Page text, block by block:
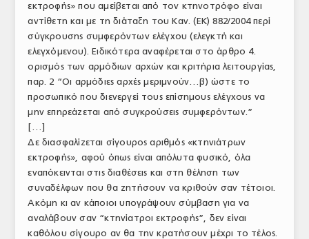
εκτροφής» που αμείβεται από τον κτηνοτρόφο είναι
αντίθετη και με τη διάταξη του Καν. (ΕΚ) 882/2004 περί
σύγκρουσης συμφερόντων ελέγχου (ελεγκτή και
ελεγχόμενου). Ειδικότερα αναφέρεται στο άρθρο 4.
ορισμός των αρμόδιων αρχών και κριτήρια λειτουργίας,
παρ. 2 “Οι αρμόδιες αρχές μεριμνούν…β) ώστε το
προσωπικό που διενεργεί τους επίσημους ελέγχους να
μην επηρεάζεται από συγκρούσεις συμφερόντων.”
[…]
Δε διασφαλίζεται σίγουρος αριθμός «κτηνιάτρων
εκτροφής», αφού όπως είναι απόλυτα φυσικό, όλα
εναπόκεινται στις διαθέσεις και στη θέληση των
συναδέλφων που θα ζητήσουν να κριθούν σαν τέτοιοι.
Ακόμη κι αν κάποιοι υπογράψουν σύμβαση για να
αναλάβουν σαν “κτηνίατροι εκτροφής”, δεν είναι
καθόλου σίγουρο αν θα την κρατήσουν μέχρι το τέλος.